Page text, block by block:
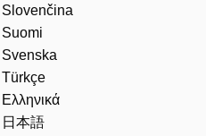
Slovenčina
Suomi
Svenska
Türkçe
Ελληνικά
日本語